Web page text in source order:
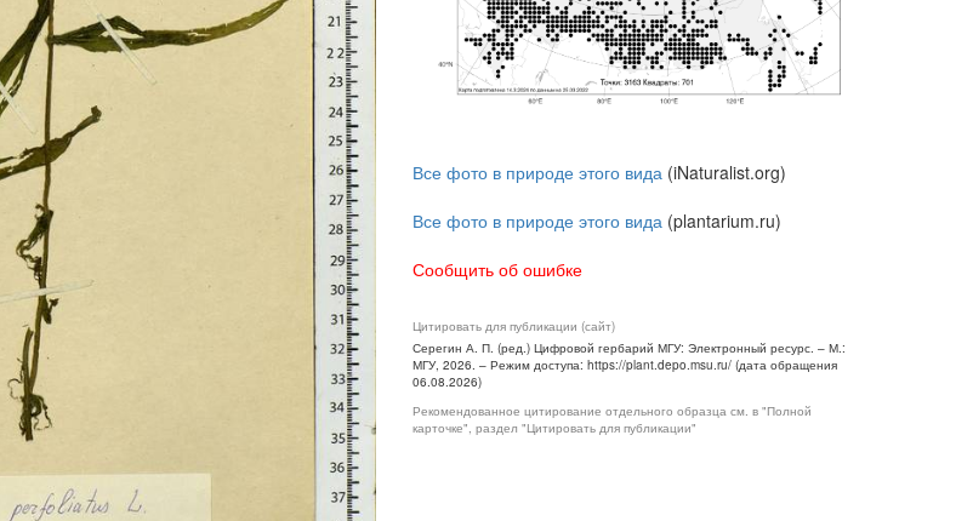
Все фото в природе этого вида (iNaturalist.org)
Все фото в природе этого вида (plantarium.ru)
Сообщить об ошибке
Цитировать для публикации (сайт)
Серегин А. П. (ред.) Цифровой гербарий МГУ: Электронный ресурс. – М.:
МГУ, 2026. – Режим доступа: https://plant.depo.msu.ru/ (дата обращения
06.08.2026)
Рекомендованное цитирование отдельного образца см. в "Полной
карточке", раздел "Цитировать для публикации"